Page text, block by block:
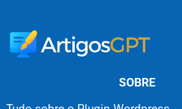
SOBRE